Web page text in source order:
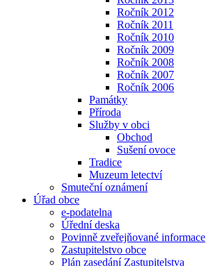
Ročník 2012
Ročník 2011
Ročník 2010
Ročník 2009
Ročník 2008
Ročník 2007
Ročník 2006
Památky
Příroda
Služby v obci
Obchod
Sušení ovoce
Tradice
Muzeum letectví
Smuteční oznámení
Úřad obce
e-podatelna
Úřední deska
Povinně zveřejňované informace
Zastupitelstvo obce
Plán zasedání Zastupitelstva